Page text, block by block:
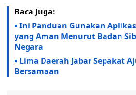
Baca Juga:
Ini Panduan Gunakan
yang Aman Menurut Badan
Negara
Lima Daerah Jabar Sepakat
Bersamaan